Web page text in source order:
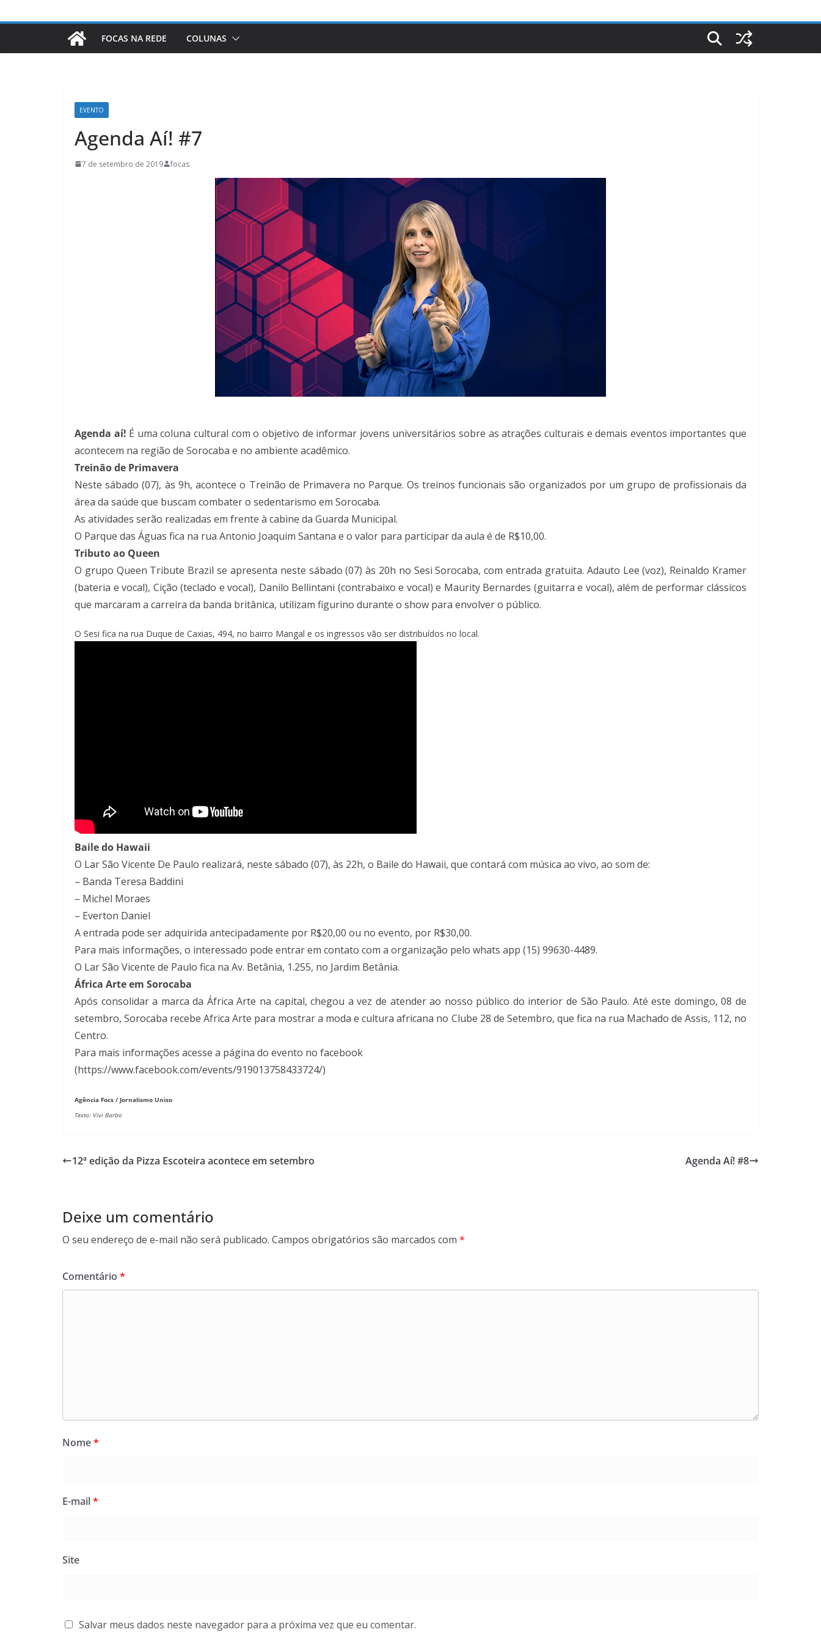
FOCAS NA REDE COLUNAS
EVENTO
Agenda Aí! #7
7 de setembro de 2019 focas
Agenda aí! É uma coluna cultural com o objetivo de informar jovens universitários sobre as atrações culturais e demais eventos importantes que
acontecem na região de Sorocaba e no ambiente acadêmico.
Treinão de Primavera
Neste sábado (07), às 9h, acontece o Treinão de Primavera no Parque. Os treinos funcionais são organizados por um grupo de profissionais da
área da saúde que buscam combater o sedentarismo em Sorocaba.
As atividades serão realizadas em frente à cabine da Guarda Municipal.
O Parque das Águas fica na rua Antonio Joaquim Santana e o valor para participar da aula é de R$10,00.
Tributo ao Queen
O grupo Queen Tribute Brazil se apresenta neste sábado (07) às 20h no Sesi Sorocaba, com entrada gratuita. Adauto Lee (voz), Reinaldo Kramer
(bateria e vocal), Cição (teclado e vocal), Danilo Bellintani (contrabaixo e vocal) e Maurity Bernardes (guitarra e vocal), além de performar clássicos
que marcaram a carreira da banda britânica, utilizam figurino durante o show para envolver o público.
O Sesi fica na rua Duque de Caxias, 494, no bairro Mangal e os ingressos vão ser distribuídos no local.
Baile do Hawaii
O Lar São Vicente De Paulo realizará, neste sábado (07), às 22h, o Baile do Hawaii, que contará com música ao vivo, ao som de:
– Banda Teresa Baddini
– Michel Moraes
– Everton Daniel
A entrada pode ser adquirida antecipadamente por R$20,00 ou no evento, por R$30,00.
Para mais informações, o interessado pode entrar em contato com a organização pelo whats app (15) 99630-4489.
O Lar São Vicente de Paulo fica na Av. Betânia, 1.255, no Jardim Betânia.
África Arte em Sorocaba
Após consolidar a marca da África Arte na capital, chegou a vez de atender ao nosso público do interior de São Paulo. Até este domingo, 08 de
setembro, Sorocaba recebe Africa Arte para mostrar a moda e cultura africana no Clube 28 de Setembro, que fica na rua Machado de Assis, 112, no
Centro.
Para mais informações acesse a página do evento no facebook
(https://www.facebook.com/events/919013758433724/)
Agência Focs / Jornalismo Uniso
Texto: Vivi Barbo
12ª edição da Pizza Escoteira acontece em setembro Agenda Aí! #8
Deixe um comentário
O seu endereço de e-mail não será publicado. Campos obrigatórios são marcados com *
Comentário *
Nome*
E-mail*
Site
Salvar meus dados neste navegador para a próxima vez que eu comentar.